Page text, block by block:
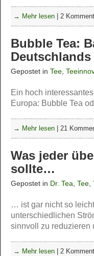
→ Mehr lesen 2
Bubble Tea:
Gepostet in Tee
Ein hoch
Europa: Bubble Tea
→ Mehr lesen 21
Was jeder
sollte…
Gepostet in Dr. Tea Tee
… ist gar nicht so
unterschiedlichen
sinnvoll zu reduzieren
→ Mehr lesen 2